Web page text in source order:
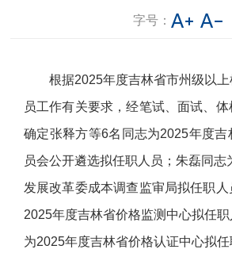
字号：
根据2025年度吉林省市州级以上
员工作有关要求，经笔试、面试、体
确定张释方等6名同志为2025年度
员会公开遴选拟任职人员；朱磊同志
发展改革委成本调查监审局拟任职
2025年度吉林省价格监测中心拟任
为2025年度吉林省价格认证中心拟